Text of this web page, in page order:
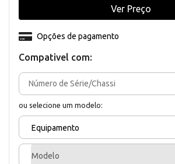
Compativel com:
ou selecione um modelo:
Equipamento
Modelo
Opções de pagamento
Ver Preço